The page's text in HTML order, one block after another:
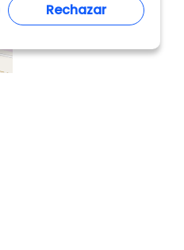
Rechazar